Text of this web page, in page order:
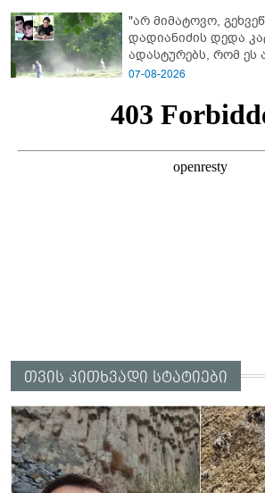
"არ მიმატოვო,
დადიანიძის დედა
ადას­ტუ­რებს, რომ ეს
ხმა
07-08-2026
თვის კითხვადი სტატიები